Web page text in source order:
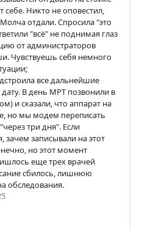
Никто не оповестил,
отдали. Спросила "это
"всё" не поднимая глаз
от администраторов
Чувствуешь себя немного
все дальнейшие
В день МРТ позвонили в
и сказали, что аппарат на
но мы модем переписать
три дня". Если
зачем записывали на этот
но этот момент
еще трех врачей
сбилось, лишнюю
обследования.